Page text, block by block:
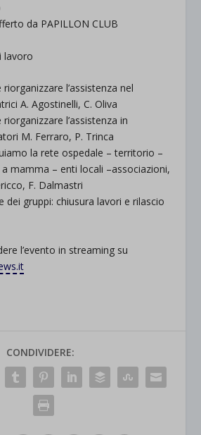
da PAPILLON CLUB
lavoro
l’assistenza nel
A. Agostinelli, C. Oliva
l’assistenza in
M. Ferraro, P. Trinca
la rete ospedale – territorio –
mamma – enti locali –associazioni,
F. Dalmastri
dei gruppi: chiusura lavori e rilascio
l’evento in streaming su
CONDIVIDERE: